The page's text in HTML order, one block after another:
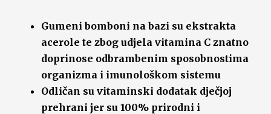
Gumeni bomboni na bazi su ekstrakta
acerole te zbog udjela vitamina C znatno
doprinose odbrambenim sposobnostima
organizma i imunološkom sistemu
Odličan su vitaminski dodatak dječjoj
prehrani jer su 100% prirodni i